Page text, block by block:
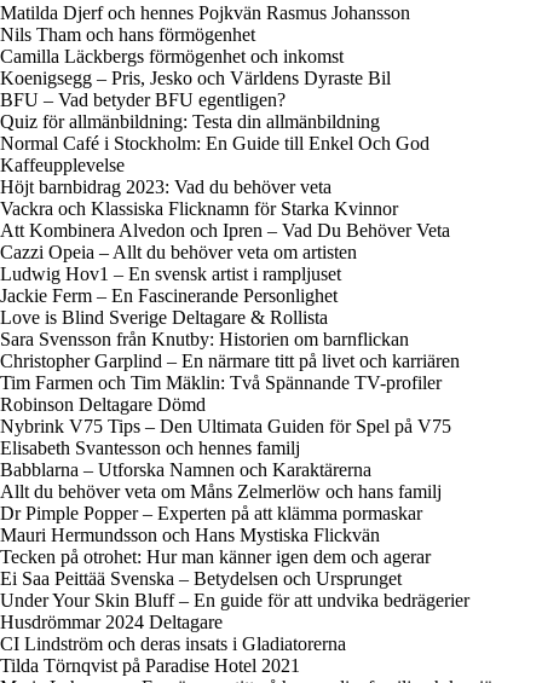
Matilda Djerf och hennes Pojkvän Rasmus Johansson
Nils Tham och hans förmögenhet
Camilla Läckbergs förmögenhet och inkomst
Koenigsegg – Pris, Jesko och Världens Dyraste Bil
BFU – Vad betyder BFU egentligen?
Quiz för allmänbildning: Testa din allmänbildning
Normal Café i Stockholm: En Guide till Enkel Och God
Kaffeupplevelse
Höjt barnbidrag 2023: Vad du behöver veta
Vackra och Klassiska Flicknamn för Starka Kvinnor
Att Kombinera Alvedon och Ipren – Vad Du Behöver Veta
Cazzi Opeia – Allt du behöver veta om artisten
Ludwig Hov1 – En svensk artist i rampljuset
Jackie Ferm – En Fascinerande Personlighet
Love is Blind Sverige Deltagare & Rollista
Sara Svensson från Knutby: Historien om barnflickan
Christopher Garplind – En närmare titt på livet och karriären
Tim Farmen och Tim Mäklin: Två Spännande TV-profiler
Robinson Deltagare Dömd
Nybrink V75 Tips – Den Ultimata Guiden för Spel på V75
Elisabeth Svantesson och hennes familj
Babblarna – Utforska Namnen och Karaktärerna
Allt du behöver veta om Måns Zelmerlöw och hans familj
Dr Pimple Popper – Experten på att klämma pormaskar
Mauri Hermundsson och Hans Mystiska Flickvän
Tecken på otrohet: Hur man känner igen dem och agerar
Ei Saa Peittää Svenska – Betydelsen och Ursprunget
Under Your Skin Bluff – En guide för att undvika bedrägerier
Husdrömmar 2024 Deltagare
CI Lindström och deras insats i Gladiatorerna
Tilda Törnqvist på Paradise Hotel 2021